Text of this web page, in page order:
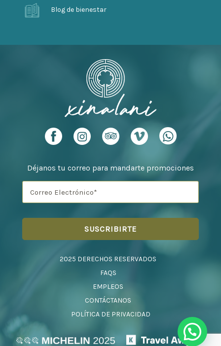
Blog de bienestar
Déjanos tu correo para mandarte promociones
2025 DERECHOS RESERVADOS
FAQS
EMPLEOS
CONTÁCTANOS
POLÍTICA DE PRIVACIDAD